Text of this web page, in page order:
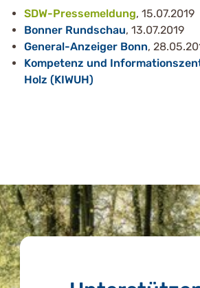
SDW-Pressemeldung, 15.07.2019
Bonner Rundschau, 13.07.2019
General-Anzeiger Bonn,
Kompetenz und
Holz (KIWUH)